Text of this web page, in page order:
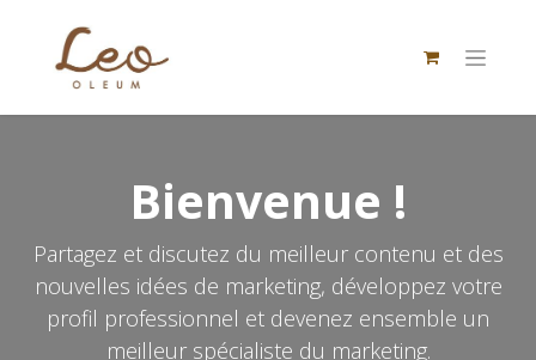
Bienvenue !
Partagez et discutez du meilleur contenu et des
nouvelles idées de marketing, développez votre
profil professionnel et devenez ensemble un
meilleur spécialiste du marketing.